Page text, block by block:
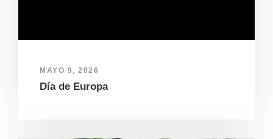
MAYO 9, 2026
Día de Europa